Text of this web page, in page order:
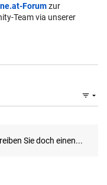
Forumzur
Team via unserer